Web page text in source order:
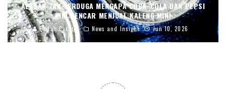
ALASAN TAK TERDUGA MENGAPA COCA-COLA DAN PEPSI
KINI GENCAR MENJUAL KALENG MINI
Endah Caratri News and Insight Jun 10, 2026